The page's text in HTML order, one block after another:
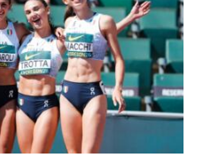
PARTITA: commenta
Cagliari e Nizza